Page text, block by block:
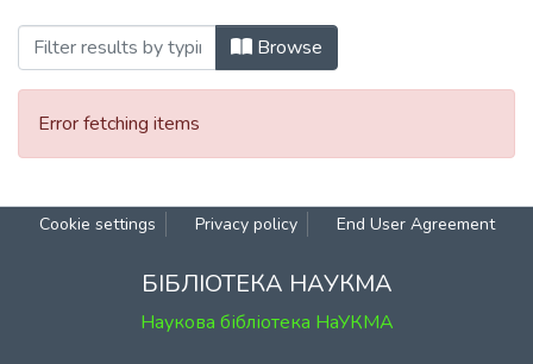
Browsing Дні науки Національного
Browse
Error fetching items
Cookie settings Privacy policy End User Agreement
БІБЛІОТЕКА НАУКМА
Наукова бібліотека НаУКМА